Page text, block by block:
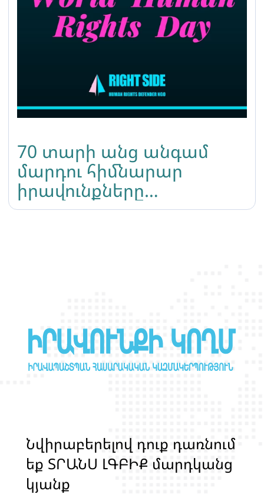
70 տարի անց անգամ
մարդու հիմնարար
իրավունքները
պաշտպանված չեն
Նվիրաբերելով դոք դառնոմ
եք ՏՐԱՆՍ ԼԳԲԻՔ մարդկանց
կյանք